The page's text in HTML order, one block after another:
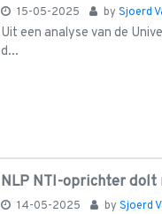
15-05-2025 by Sjoerd
Uit een analyse van de
d...
NLP NTI-oprichter dolt
14-05-2025 by Sjoerd